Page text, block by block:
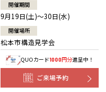
開催期間
9月19日(土)～30日(水)
開催場所
松本市構造見学会
QUOカード1000円分進呈中！
ご来場予約